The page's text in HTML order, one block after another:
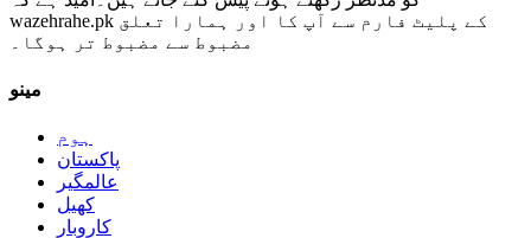
wazehrahe.pk کے پلیٹ فارم سے آپ کا اور ہمارا تعلق
مضبوط سے مضبوط تر ہوگا۔
مینو
ہوم
پاکستان
عالمگیر
کھیل
کاروبار